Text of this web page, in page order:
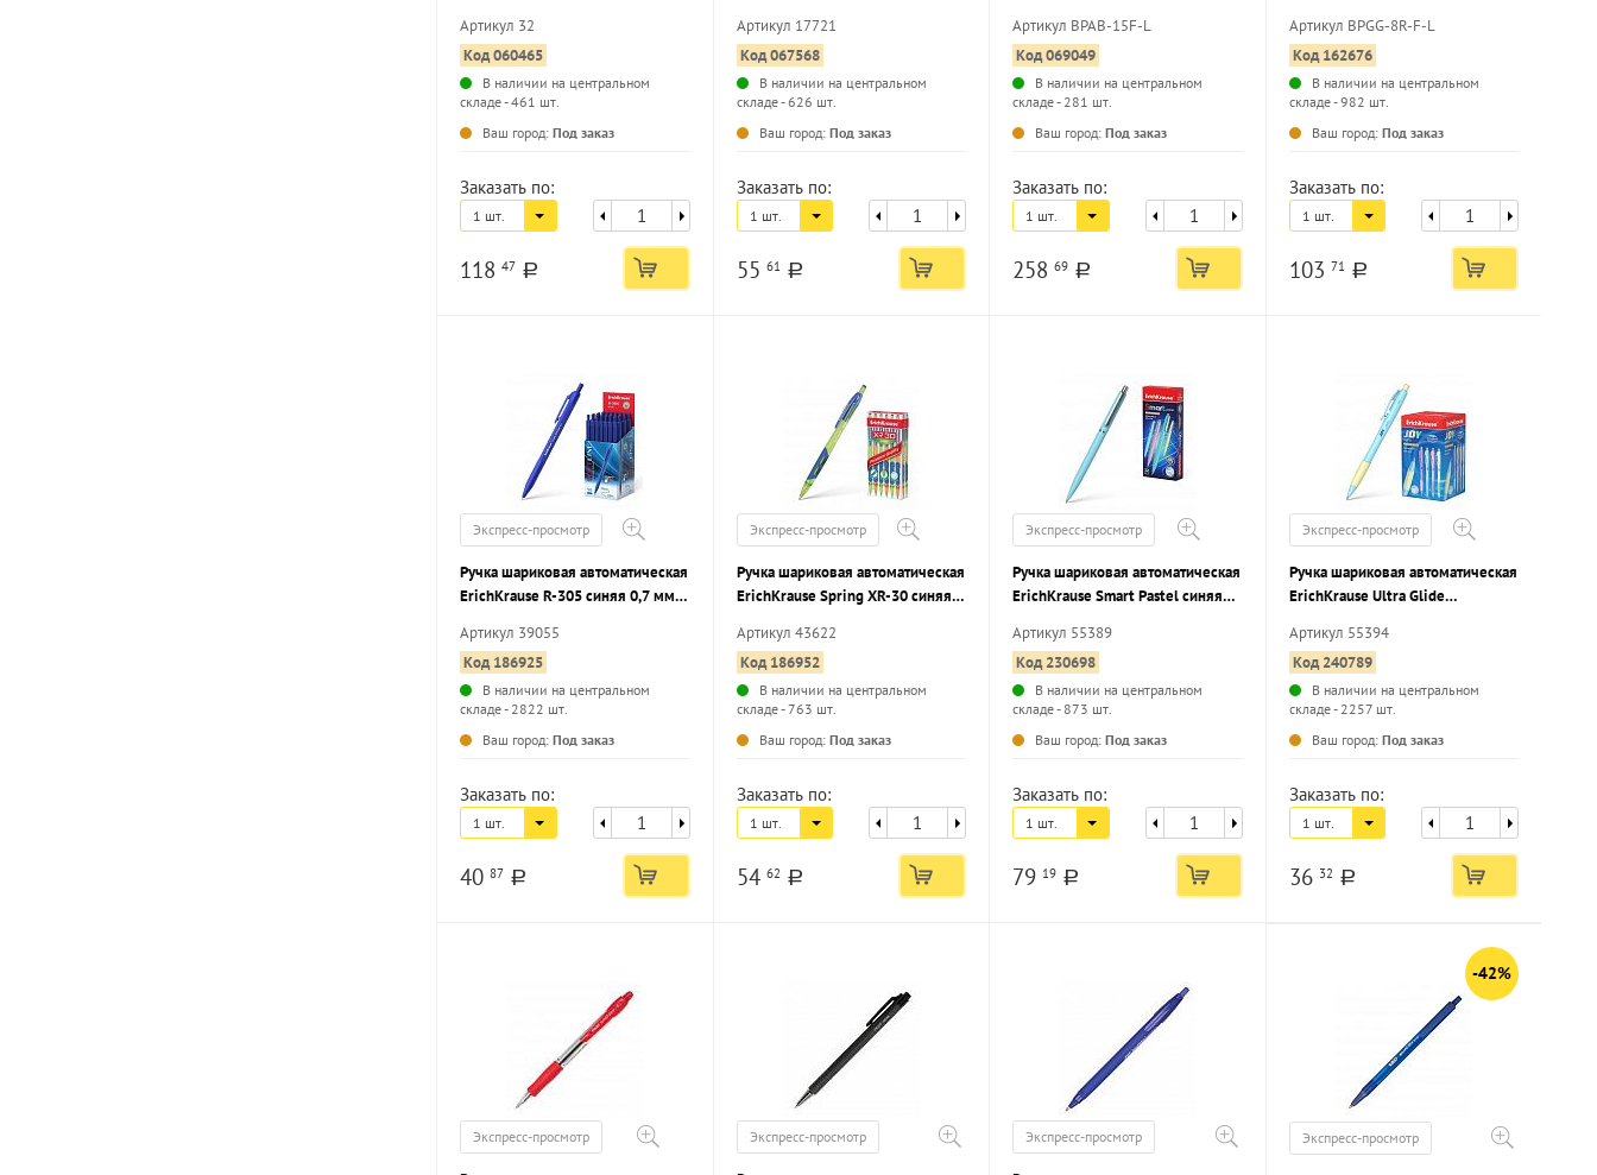
грип
Артикул 32
Код 060465
В наличии на центральном
складе - 461 шт.
Ваш город: Под заказ
Заказать по:
1 шт.
118 47 a
Артикул 17721
Код 067568
В наличии на центральном
складе - 626 шт.
Ваш город: Под заказ
Заказать по:
1 шт.
55 61 a
Артикул BPAB-15F-L
Код 069049
В наличии на центральном
складе - 281 шт.
Ваш город: Под заказ
Заказать по:
1 шт.
258 69 a
Артикул BPGG-8R-F-L
Код 162676
В наличии на центральном
складе - 982 шт.
Ваш город: Под заказ
Заказать по:
1 шт.
103 71 a
Экспресс-просмотр
Ручка шариковая автоматическая
ErichKrause R-305 синяя 0,7 мм,
Артикул 39055
Код 186925
В наличии на центральном
складе - 2822 шт.
Ваш город: Под заказ
Заказать по:
1 шт.
40 87 a
Экспресс-просмотр
Ручка шариковая автоматическая
ErichKrause Spring XR-30 синяя
игольчатый наконечник
Артикул 43622
Код 186952
В наличии на центральном
складе - 763 шт.
Ваш город: Под заказ
Заказать по:
1 шт.
54 62 a
Экспресс-просмотр
Ручка шариковая автоматическая
ErichKrause Smart Pastel синяя
Артикул 55389
Код 230698
В наличии на центральном
складе - 873 шт.
Ваш город: Под заказ
Заказать по:
1 шт.
79 19 a
Экспресс-просмотр
Ручка шариковая автоматическая
ErichKrause Ultra Glide
мм, круглый корпус
Артикул 55394
Код 240789
В наличии на центральном
складе - 2257 шт.
Ваш город: Под заказ
Заказать по:
1 шт.
36 32 a
Экспресс-просмотр Экспресс-просмотр Экспресс-просмотр
-42%
Экспресс-просмотр